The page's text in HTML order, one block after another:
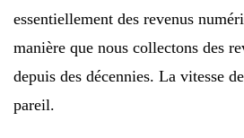
essentiellement des revenus
manière que nous collectons des
depuis des décennies. La vitesse
pareil.